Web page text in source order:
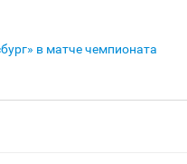
в матче чемпионата